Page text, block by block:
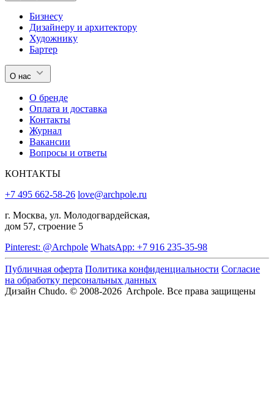
Бизнесу
Дизайнеру и архитектору
Художнику
Бартер
О нас
О бренде
Оплата и доставка
Контакты
Журнал
Вакансии
Вопросы и ответы
КОНТАКТЫ
+7 495 662-58-26 love@archpole.ru
г. Москва, ул. Молодогвардейская,
дом 57, строение 5
Pinterest: @Archpole WhatsApp: +7 916 235-35-98
Публичная оферта Политика конфиденциальности Согласие
на обработку персональных данных
Дизайн Chudo. © 2008-2026 Archpole. Все права защищены